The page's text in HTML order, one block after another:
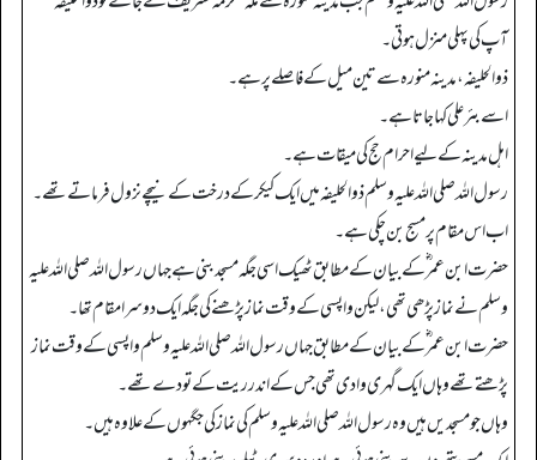
آپ کی پہلی منزل ہوتی۔
ذوالحلیفہ،مدینہ منورہ سے تین میل کے فاصلے پر ہے۔
اسے بئر علی کہاجاتا ہے۔
اہل مدینہ کے لیے احرام حج کی میقات ہے۔
رسول اللہ صلی اللہ علیہ وسلم ذوالحلیفہ میں ایک کیکر کے درخت کے نیچے نزول فرماتے تھے۔
اب اس مقام پر مسج بن چکی ہے۔
حضرت ابن عمر ؓ کےبیان کے مطابق ٹھیک اسی جگہ مسجد بنی ہے جہاں رسول اللہ صلی اللہ علیہ
وسلم نے نماز پڑھی تھی، لیکن واپسی کے وقت نماز پڑھنے کی جگہ ایک دوسرا مقام تھا۔
حضرت ابن عمر ؓ کے بیان کے مطابق جہاں رسول اللہ صلی اللہ علیہ وسلم واپسی کے وقت نماز
پڑھتے تھے وہاں ایک گہری وادی تھی جس کے اندر ریت کے تودے تھے۔
وہاں جومسجدیں ہیں وہ رسول اللہ صلی اللہ علیہ وسلم کی نماز کی جگہوں کے علاوہ ہیں۔